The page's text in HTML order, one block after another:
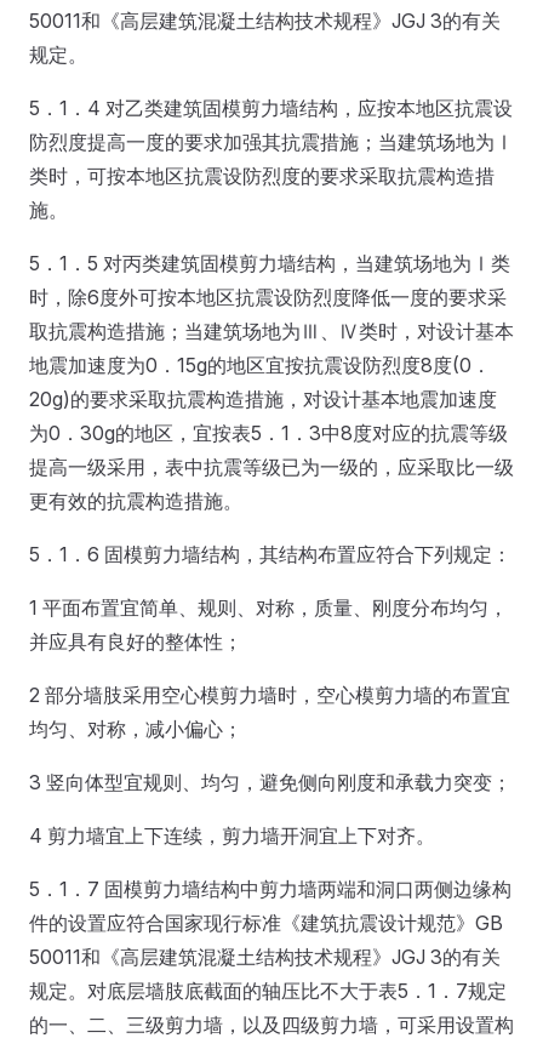
50011和《高层建筑混凝土结构技术规程》JGJ 3的有关
规定。
5．1．4 对乙类建筑固模剪力墙结构，应按本地区抗震设
防烈度提高一度的要求加强其抗震措施；当建筑场地为Ⅰ
类时，可按本地区抗震设防烈度的要求采取抗震构造措
施。
5．1．5 对丙类建筑固模剪力墙结构，当建筑场地为Ⅰ类
时，除6度外可按本地区抗震设防烈度降低一度的要求采
取抗震构造措施；当建筑场地为Ⅲ、Ⅳ类时，对设计基本
地震加速度为0．15g的地区宜按抗震设防烈度8度(0．
20g)的要求采取抗震构造措施，对设计基本地震加速度
为0．30g的地区，宜按表5．1．3中8度对应的抗震等级
提高一级采用，表中抗震等级已为一级的，应采取比一级
更有效的抗震构造措施。
5．1．6 固模剪力墙结构，其结构布置应符合下列规定：
1 平面布置宜简单、规则、对称，质量、刚度分布均匀，
并应具有良好的整体性；
2 部分墙肢采用空心模剪力墙时，空心模剪力墙的布置宜
均匀、对称，减小偏心；
3 竖向体型宜规则、均匀，避免侧向刚度和承载力突变；
4 剪力墙宜上下连续，剪力墙开洞宜上下对齐。
5．1．7 固模剪力墙结构中剪力墙两端和洞口两侧边缘构
件的设置应符合国家现行标准《建筑抗震设计规范》GB
50011和《高层建筑混凝土结构技术规程》JGJ 3的有关
规定。对底层墙肢底截面的轴压比不大于表5．1．7规定
的一、二、三级剪力墙，以及四级剪力墙，可采用设置构